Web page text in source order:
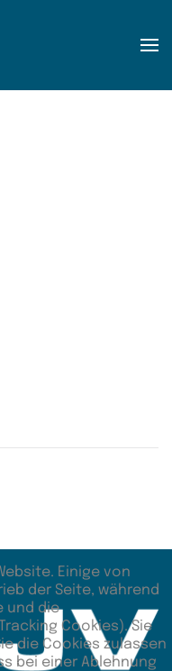
Einige von
der Seite, während
und die
Cookies). Sie
die Cookies zulassen
bei einer Ablehnung